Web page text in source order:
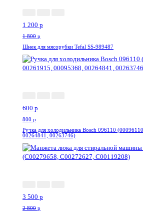
1 200 p
1 800 p
Шнек для мясорубки Tefal SS-989487
600 p
800 p
Ручка для холодильника Bosch 096110
00264841, 00263746)
3 500 p
2 800 p